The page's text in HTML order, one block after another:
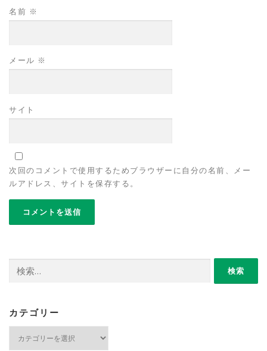
名前 ※
メール ※
サイト
次回のコメントで使用するためブラウザーに自分の名前、メー
ルアドレス、サイトを保存する。
索:
カテゴリー